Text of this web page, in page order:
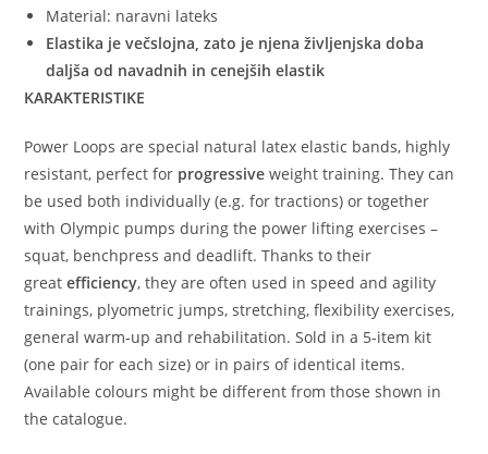
Material: naravni lateks
Elastika je večslojna, zato je njena življenjska doba
daljša od navadnih in cenejših elastik
KARAKTERISTIKE
Power Loops are special natural latex elastic bands, highly
resistant, perfect for progressive weight training. They can
be used both individually (e.g. for tractions) or together
with Olympic pumps during the power lifting exercises –
squat, benchpress and deadlift. Thanks to their
greatefficiency, they are often used in speed and agility
trainings, plyometric jumps, stretching, flexibility exercises,
general warm-up and rehabilitation. Sold in a 5-item kit
(one pair for each size) or in pairs of identical items.
Available colours might be different from those shown in
the catalogue.